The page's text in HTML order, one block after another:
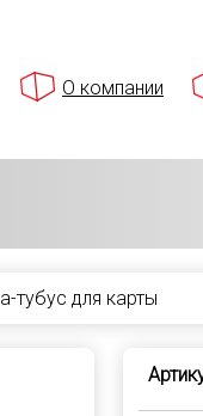
О компании
тубус для карты